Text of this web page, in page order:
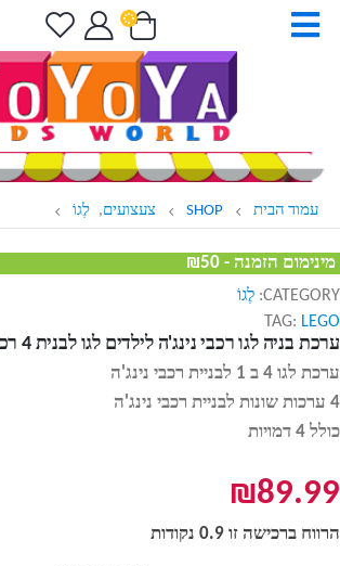
עמוד הבית SHOP צעצועים, לֶגוֹ
מינימום הזמנה - ₪50
CATEGORY: לֶגוֹ
TAG: LEGO
ערכת בניה לגו רכבי נינג'ה לילדים לגו לבנית 4 רכבי נינג'ה
ערכת לגו 4 ב 1 לבניית רכבי נינג'ה
4 ערכות שונות לבניית רכבי נינג'ה
כולל 4 דמויות
₪89.99
הרווח ברכישה זו 0.9 נקודות